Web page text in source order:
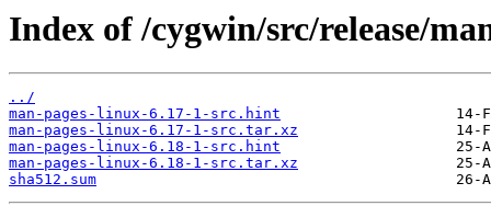
Index of /cygwin/src/release/
../
man-pages-linux-6.17-1-src.hint
man-pages-linux-6.17-1-src.tar.xz
man-pages-linux-6.18-1-src.hint
man-pages-linux-6.18-1-src.tar.xz
sha512.sum